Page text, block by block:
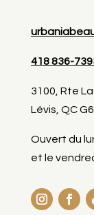
418 836-
3100, Rte
Lévis, QC
Ouvert du
et le